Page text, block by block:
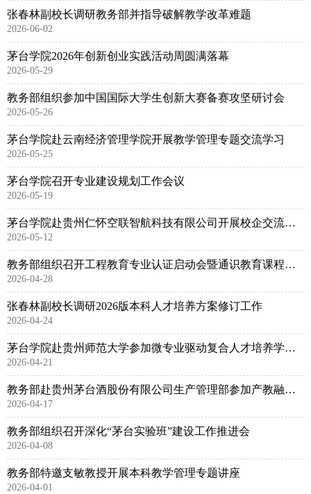
张春林副校长调研教务部并指导破解教学改革难题
2026-06-02
茅台学院2026年创新创业实践活动周圆满落幕
2026-05-29
教务部组织参加中国国际大学生创新大赛备赛攻坚研讨会
2026-05-26
茅台学院赴云南经济管理学院开展教学管理专题交流学习
2026-05-25
茅台学院召开专业建设规划工作会议
2026-05-19
茅台学院赴贵州仁怀空联智航科技有限公司开展校企交流研讨
2026-05-12
教务部组织召开工程教育专业认证启动会暨通识教育课程教学工作会议
2026-04-28
张春林副校长调研2026版本科人才培养方案修订工作
2026-04-24
茅台学院赴贵州师范大学参加微专业驱动复合人才培养学术研讨会
2026-04-21
教务部赴贵州茅台酒股份有限公司生产管理部参加产教融合工作推进会
2026-04-17
教务部组织召开深化“茅台实验班”建设工作推进会
2026-04-08
教务部特邀支敏教授开展本科教学管理专题讲座
2026-04-01